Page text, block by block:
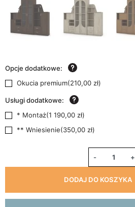
Opcje dodatkowe:
Okucia premium(210,00 zł)
Usługi dodatkowe:
* Montaż(1 190,00 zł)
** Wniesienie(350,00 zł)
- +
DODAJ DO KOSZYKA